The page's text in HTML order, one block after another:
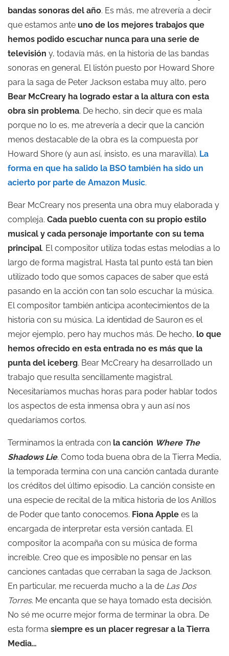
bandas sonoras del año. Es más, me atrevería a decir
que estamos ante uno de los mejores trabajos que
hemos podido escuchar nunca para una serie de
televisión y, todavía más, en la historia de las bandas
sonoras en general. El listón puesto por Howard Shore
para la saga de Peter Jackson estaba muy alto, pero
Bear McCreary ha logrado estar a la altura con esta
obra sin problema. De hecho, sin decir que es mala
porque no lo es, me atrevería a decir que la canción
menos destacable de la obra es la compuesta por
Howard Shore (y aun así, insisto, es una maravilla). La
forma en que ha salido la BSO también ha sido un
acierto por parte de Amazon Music.
Bear McCreary nos presenta una obra muy elaborada y
compleja. Cada pueblo cuenta con su propio estilo
musical y cada personaje importante con su tema
principal. El compositor utiliza todas estas melodías a lo
largo de forma magistral. Hasta tal punto está tan bien
utilizado todo que somos capaces de saber que está
pasando en la acción con tan solo escuchar la música.
El compositor también anticipa acontecimientos de la
historia con su música. La identidad de Sauron es el
mejor ejemplo, pero hay muchos más. De hecho, lo que
hemos ofrecido en esta entrada no es más que la
punta del iceberg. Bear McCreary ha desarrollado un
trabajo que resulta sencillamente magistral.
Necesitaríamos muchas horas para poder hablar todos
los aspectos de esta inmensa obra y aun así nos
quedaríamos cortos.
Terminamos la entrada con la canción Where The
Shadows Lie. Como toda buena obra de la Tierra Media,
la temporada termina con una canción cantada durante
los créditos del último episodio. La canción consiste en
una especie de recital de la mítica historia de los Anillos
de Poder que tanto conocemos. Fiona Apple es la
encargada de interpretar esta versión cantada. El
compositor la acompaña con su música de forma
increíble. Creo que es imposible no pensar en las
canciones cantadas que cerraban la saga de Jackson.
En particular, me recuerda mucho a la de Las Dos
Torres. Me encanta que se haya tomado esta decisión.
No sé me ocurre mejor forma de terminar la obra. De
esta forma siempre es un placer regresar a la Tierra
Media…